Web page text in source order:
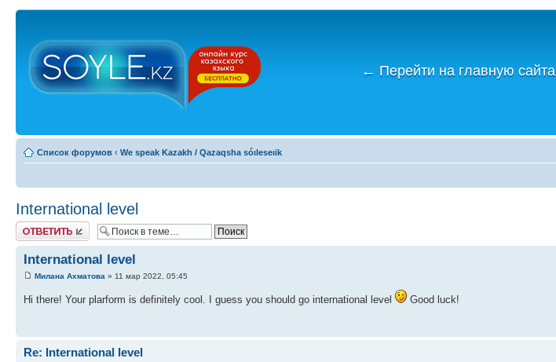
← Перейти на главную сайта
Список форумов ‹ We speak Kazakh / Qazaqsha sóıleseıik
International level
Ответить
International level
Милана Ахматова » 11 мар 2022, 05:45
Hi there! Your plarform is definitely cool. I guess you should go international level Good luck!
Re: International level